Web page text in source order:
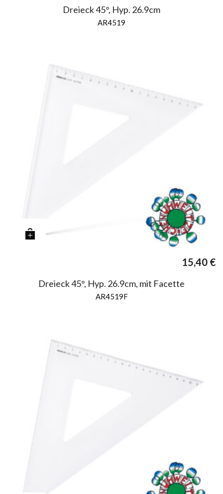
Dreieck 45°, Hyp. 26.9cm
AR4519
15,40 €
Dreieck 45°, Hyp. 26.9cm, mit Facette
AR4519F